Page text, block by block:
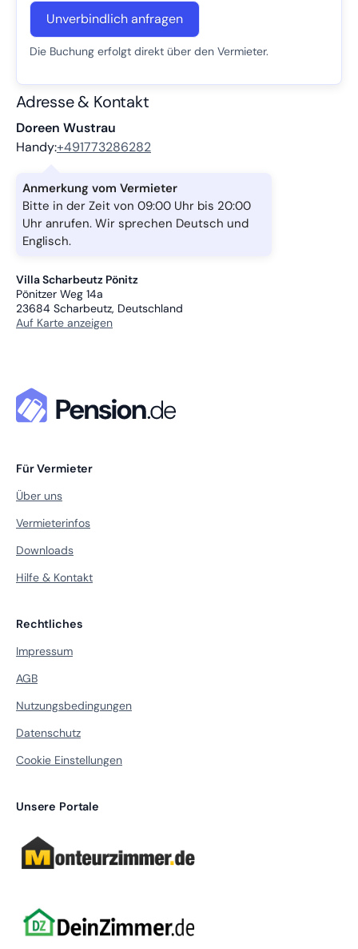
Unverbindlich anfragen
Die Buchung erfolgt direkt über den Vermieter.
Adresse & Kontakt
Doreen Wustrau
Handy:+491773286282
Anmerkung vom Vermieter
Bitte in der Zeit von 09:00 Uhr bis 20:00
Uhr anrufen. Wir sprechen Deutsch und
Englisch.
Villa Scharbeutz Pönitz
Pönitzer Weg 14a
23684 Scharbeutz, Deutschland
Auf Karte anzeigen
Für Vermieter
Über uns
Vermieterinfos
Downloads
Hilfe & Kontakt
Rechtliches
Impressum
AGB
Nutzungsbedingungen
Datenschutz
Cookie Einstellungen
Unsere Portale